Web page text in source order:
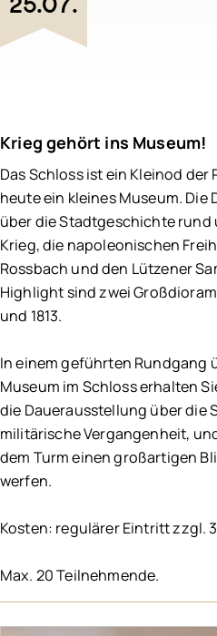
Schlachtfeldpfad
Krieg gehört ins Museum!
Das Schloss ist ein Kleinod
heute ein kleines Museum.
über die Stadtgeschichte rund
Krieg, die napoleonischen
Rossbach und den Lützener
Highlight sind zwei
und 1813.
In einem geführten Rundgang
Museum im Schloss erhalten
die Dauerausstellung über die
militärische Vergangenheit,
dem Turm einen großartigen
werfen.
Kosten: regulärer Eintritt zzgl.
Max. 20 Teilnehmende.